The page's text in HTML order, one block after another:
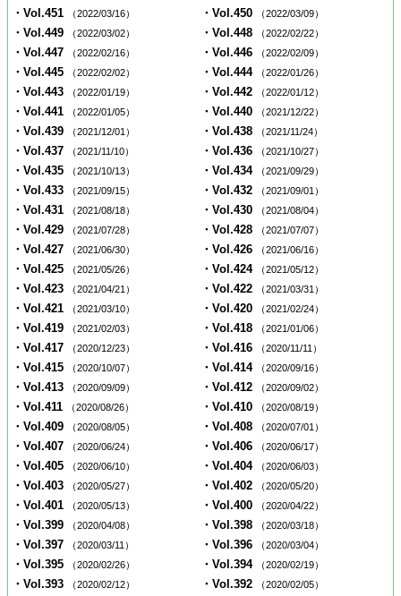
・Vol.451 （2022/03/16） ・Vol.450 （2022/03/09）
・Vol.449 （2022/03/02） ・Vol.448 （2022/02/22）
・Vol.447 （2022/02/16） ・Vol.446 （2022/02/09）
・Vol.445 （2022/02/02） ・Vol.444 （2022/01/26）
・Vol.443 （2022/01/19） ・Vol.442 （2022/01/12）
・Vol.441 （2022/01/05） ・Vol.440 （2021/12/22）
・Vol.439 （2021/12/01） ・Vol.438 （2021/11/24）
・Vol.437 （2021/11/10） ・Vol.436 （2021/10/27）
・Vol.435 （2021/10/13） ・Vol.434 （2021/09/29）
・Vol.433 （2021/09/15） ・Vol.432 （2021/09/01）
・Vol.431 （2021/08/18） ・Vol.430 （2021/08/04）
・Vol.429 （2021/07/28） ・Vol.428 （2021/07/07）
・Vol.427 （2021/06/30） ・Vol.426 （2021/06/16）
・Vol.425 （2021/05/26） ・Vol.424 （2021/05/12）
・Vol.423 （2021/04/21） ・Vol.422 （2021/03/31）
・Vol.421 （2021/03/10） ・Vol.420 （2021/02/24）
・Vol.419 （2021/02/03） ・Vol.418 （2021/01/06）
・Vol.417 （2020/12/23） ・Vol.416 （2020/11/11）
・Vol.415 （2020/10/07） ・Vol.414 （2020/09/16）
・Vol.413 （2020/09/09） ・Vol.412 （2020/09/02）
・Vol.411 （2020/08/26） ・Vol.410 （2020/08/19）
・Vol.409 （2020/08/05） ・Vol.408 （2020/07/01）
・Vol.407 （2020/06/24） ・Vol.406 （2020/06/17）
・Vol.405 （2020/06/10） ・Vol.404 （2020/06/03）
・Vol.403 （2020/05/27） ・Vol.402 （2020/05/20）
・Vol.401 （2020/05/13） ・Vol.400 （2020/04/22）
・Vol.399 （2020/04/08） ・Vol.398 （2020/03/18）
・Vol.397 （2020/03/11） ・Vol.396 （2020/03/04）
・Vol.395 （2020/02/26） ・Vol.394 （2020/02/19）
・Vol.393 （2020/02/12） ・Vol.392 （2020/02/05）